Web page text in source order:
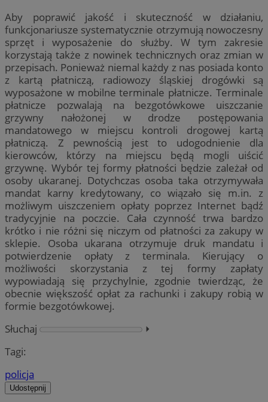
Aby poprawić jakość i skuteczność w działaniu,
funkcjonariusze systematycznie otrzymują nowoczesny
sprzęt i wyposażenie do służby. W tym zakresie
korzystają także z nowinek technicznych oraz zmian w
przepisach. Ponieważ niemal każdy z nas posiada konto
z kartą płatniczą, radiowozy śląskiej drogówki są
wyposażone w mobilne terminale płatnicze. Terminale
płatnicze pozwalają na bezgotówkowe uiszczanie
grzywny nałożonej w drodze postępowania
mandatowego w miejscu kontroli drogowej kartą
płatniczą. Z pewnością jest to udogodnienie dla
kierowców, którzy na miejscu będą mogli uiścić
grzywnę. Wybór tej formy płatności będzie zależał od
osoby ukaranej. Dotychczas osoba taka otrzymywała
mandat karny kredytowany, co wiązało się m.in. z
możliwym uiszczeniem opłaty poprzez Internet bądź
tradycyjnie na poczcie. Cała czynność trwa bardzo
krótko i nie różni się niczym od płatności za zakupy w
sklepie. Osoba ukarana otrzymuje druk mandatu i
potwierdzenie opłaty z terminala. Kierujący o
możliwości skorzystania z tej formy zapłaty
wypowiadają się przychylnie, zgodnie twierdząc, że
obecnie większość opłat za rachunki i zakupy robią w
formie bezgotówkowej.
Słuchaj
⏵︎
Tagi:
policja
Udostępnij